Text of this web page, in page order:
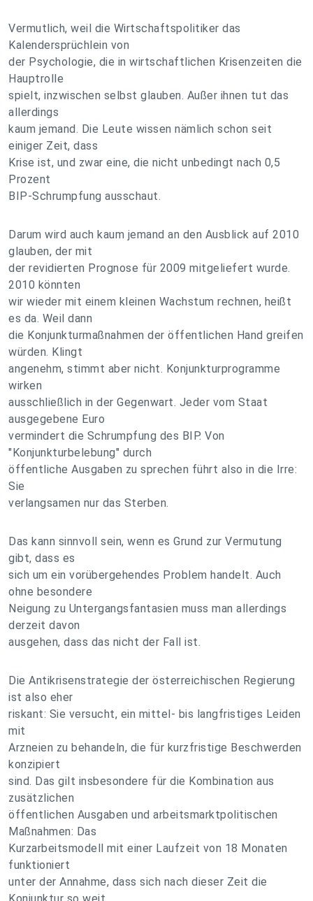
Vermutlich, weil die Wirtschaftspolitiker das
Kalendersprüchlein von
der Psychologie, die in wirtschaftlichen Krisenzeiten die
Hauptrolle
spielt, inzwischen selbst glauben. Außer ihnen tut das
allerdings
kaum jemand. Die Leute wissen nämlich schon seit
einiger Zeit, dass
Krise ist, und zwar eine, die nicht unbedingt nach 0,5
Prozent
BIP-Schrumpfung ausschaut.
Darum wird auch kaum jemand an den Ausblick auf 2010
glauben, der mit
der revidierten Prognose für 2009 mitgeliefert wurde.
2010 könnten
wir wieder mit einem kleinen Wachstum rechnen, heißt
es da. Weil dann
die Konjunkturmaßnahmen der öffentlichen Hand greifen
würden. Klingt
angenehm, stimmt aber nicht. Konjunkturprogramme
wirken
ausschließlich in der Gegenwart. Jeder vom Staat
ausgegebene Euro
vermindert die Schrumpfung des BIP. Von
"Konjunkturbelebung" durch
öffentliche Ausgaben zu sprechen führt also in die Irre:
Sie
verlangsamen nur das Sterben.
Das kann sinnvoll sein, wenn es Grund zur Vermutung
gibt, dass es
sich um ein vorübergehendes Problem handelt. Auch
ohne besondere
Neigung zu Untergangsfantasien muss man allerdings
derzeit davon
ausgehen, dass das nicht der Fall ist.
Die Antikrisenstrategie der österreichischen Regierung
ist also eher
riskant: Sie versucht, ein mittel- bis langfristiges Leiden
mit
Arzneien zu behandeln, die für kurzfristige Beschwerden
konzipiert
sind. Das gilt insbesondere für die Kombination aus
zusätzlichen
öffentlichen Ausgaben und arbeitsmarktpolitischen
Maßnahmen: Das
Kurzarbeitsmodell mit einer Laufzeit von 18 Monaten
funktioniert
unter der Annahme, dass sich nach dieser Zeit die